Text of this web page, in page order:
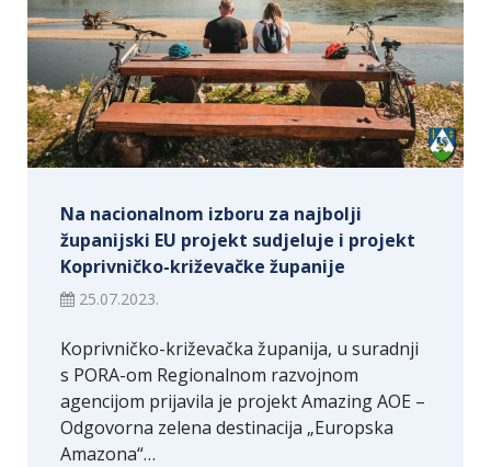
Na nacionalnom izboru za najbolji
županijski EU projekt sudjeluje i projekt
Koprivničko-križevačke županije
25.07.2023.
Koprivničko-križevačka županija, u suradnji
s PORA-om Regionalnom razvojnom
agencijom prijavila je projekt Amazing AOE –
Odgovorna zelena destinacija „Europska
Amazona“…